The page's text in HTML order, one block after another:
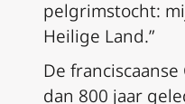
pelgrimstocht:
Heilige Land.”
De
dan 800 jaar